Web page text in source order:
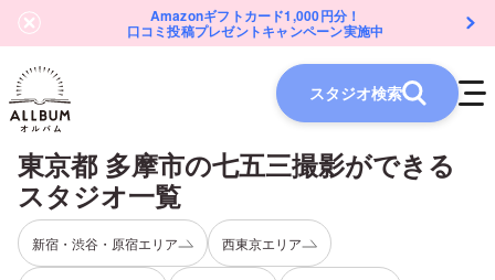
Amazonギフトカード1,000円分！
口コミ投稿プレゼントキャンペーン実施中
スタジオ検索
東京都 多摩市の七五三撮影ができる
スタジオ一覧
新宿・渋谷・原宿エリア 西東京エリア